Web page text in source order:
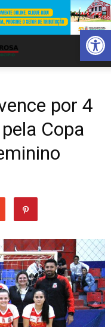
Abrir
por 4
Copa